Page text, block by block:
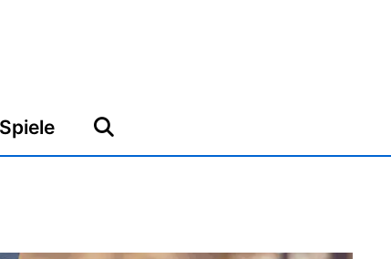
Spiele